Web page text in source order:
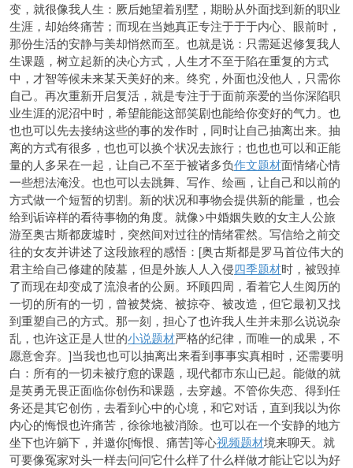
变，就很像我人生：厥后她望着别墅，期盼从外面找到新的职业
生涯，却始终痛苦；而现在当她真正专注于于于内心、眼前时，
那份生活的安静与美却悄然而至。也就是说：只需延迟修复我人
生课题，树立起新的决心方式，人生才不至于陷在重复的方式
中，才智等候未来某天美好的来。终究，外面也没他人，只需你
自己。再次重新开启复活，就是专注于于面前亲爱的当你深陷职
业生涯的泥沼中时，希望能能这部笑剧也能给你变好的气力。也
也也可以先去接纳这些的事的发作时，同时让自己抽离出来。抽
离的方式有很多，也也可以换个状况去旅行；也也也可以和正能
量的人多呆在一起，让自己不至于被诸多负作文题材面情绪心情
一些想法淹没。也也可以去跳舞、写作、绘画，让自己和以前的
方式做一个短暂的切割。新的状况和事物会提供新的能量，也会
给到诟谇样的看待事物的角度。就像>中婚姻失败的女主人公旅
游至奥古斯都废墟时，突然间对过往的情绪霍然。写信给之前交
往的女友并讲述了这段旅程的感悟：[奥古斯都是罗马首位伟大的
君主给自己修建的陵墓，但是外族人人入侵四季题材时，被毁掉
了而现在却变成了流浪者的公厕。环顾四周，看着它人生阅历的
一切的所有的一切，曾被焚烧、被掠夺、被改造，但它最初又找
到重塑自己的方式。那一刻，担心了也许我人生并未那么说说杂
乱，也许这正是人世的小说题材严格的纪律，而唯一的成果，不
愿意舍弃。]当我也也可以抽离出来看到事事实真相时，还需要明
白：所有的一切未被疗愈的课题，现代都市东山已起。能做的就
是英勇无畏正面临你创伤和课题，去穿越。不管你失恋、得到任
务还是其它创伤，去看到心中的心境，和它对话，直到我以为你
内心的悔恨也许痛苦，徐徐地被消除。也可以在一个安静的地方
坐下也许躺下，并邀你[悔恨、痛苦]等心视频题材境来聊天。就
可要像冤家对头一样去问问它什么样了什么样做才能让它以为好